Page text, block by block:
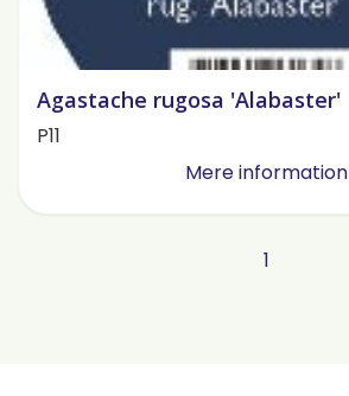
Agastache rugosa 'Alabaster'
P11
Mere information
1